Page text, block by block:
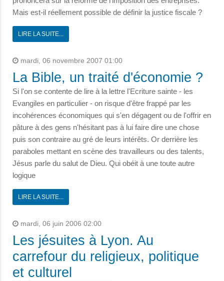
Mais est-il réellement possible de définir la justice fiscale ?
LIRE LA SUITE...
mardi, 06 novembre 2007 01:00
La Bible, un traité d'économie ?
Si l'on se contente de lire à la lettre l'Ecriture sainte - les
Evangiles en particulier - on risque d'être frappé par les
incohérences économiques qui s'en dégagent ou de l'offrir en
pâture à des gens n'hésitant pas à lui faire dire une chose
puis son contraire au gré de leurs intérêts. Or derrière les
paraboles mettant en scène des travailleurs ou des talents,
Jésus parle du salut de Dieu. Qui obéit à une toute autre
logique
LIRE LA SUITE...
mardi, 06 juin 2006 02:00
Les jésuites à Lyon. Au
carrefour du religieux, politique
et culturel